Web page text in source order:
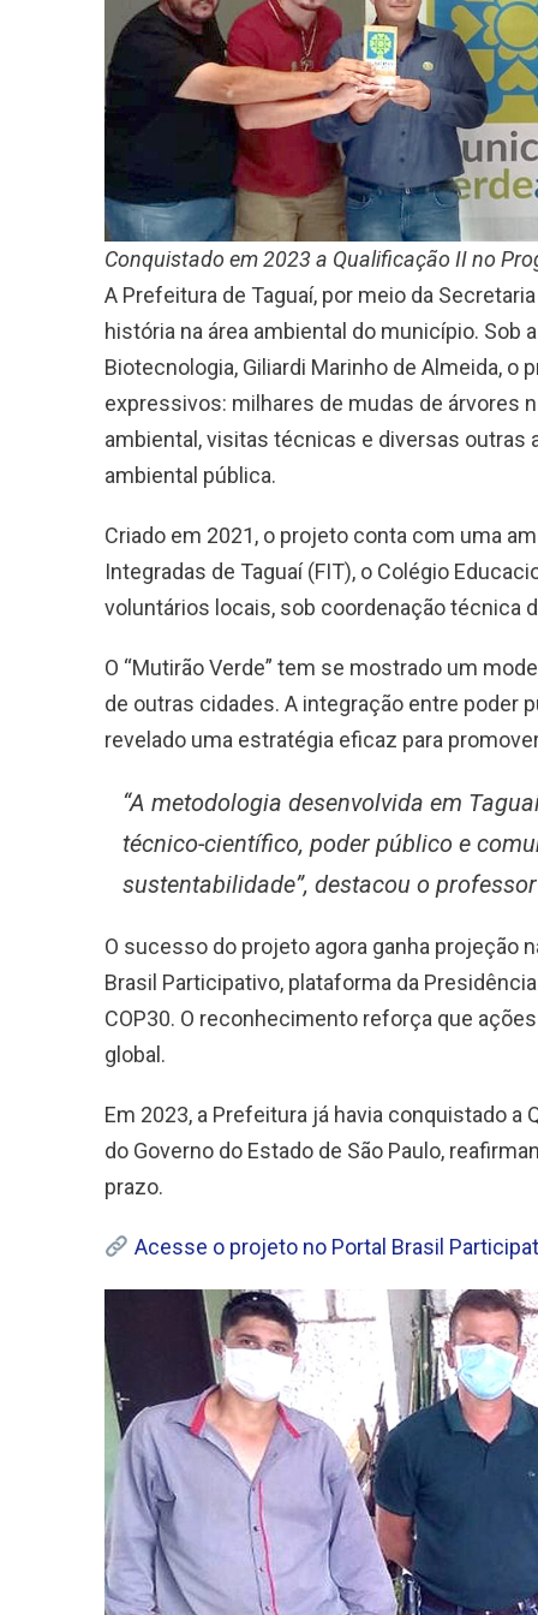
Conquistado em 2023 a Qualificação II no
A Prefeitura de Taguaí, por meio da
história na área ambiental do município.
Biotecnologia, Giliardi Marinho de Almeida, o
expressivos: milhares de mudas de árvores
ambiental, visitas técnicas e diversas
ambiental pública.
Criado em 2021, o projeto conta com uma
Integradas de Taguaí (FIT), o Colégio
voluntários locais, sob coordenação técnica
O “Mutirão Verde” tem se mostrado um
de outras cidades. A integração entre poder
revelado uma estratégia eficaz para
“A metodologia desenvolvida em
técnico-científico, poder público e
sustentabilidade”, destacou o
O sucesso do projeto agora ganha projeção
Brasil Participativo, plataforma da
COP30. O reconhecimento reforça que
global.
Em 2023, a Prefeitura já havia conquistado a
do Governo do Estado de São Paulo,
prazo.
Acesse o projeto no Portal Brasil